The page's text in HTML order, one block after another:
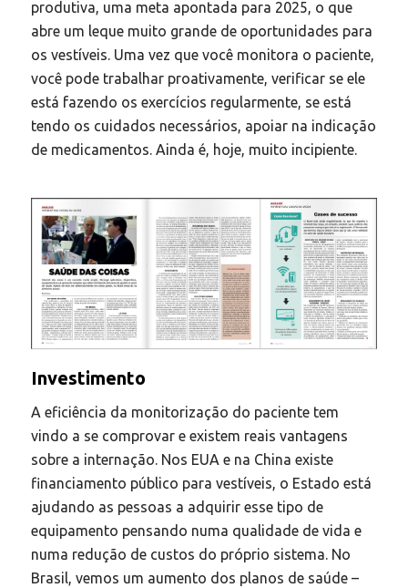
produtiva, uma meta apontada para 2025, o que
abre um leque muito grande de oportunidades para
os vestíveis. Uma vez que você monitora o paciente,
você pode trabalhar proativamente, verificar se ele
está fazendo os exercícios regularmente, se está
tendo os cuidados necessários, apoiar na indicação
de medicamentos. Ainda é, hoje, muito incipiente.
Investimento
A eficiência da monitorização do paciente tem
vindo a se comprovar e existem reais vantagens
sobre a internação. Nos EUA e na China existe
financiamento público para vestíveis, o Estado está
ajudando as pessoas a adquirir esse tipo de
equipamento pensando numa qualidade de vida e
numa redução de custos do próprio sistema. No
Brasil, vemos um aumento dos planos de saúde –